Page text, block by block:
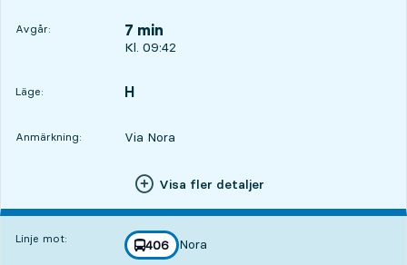
Avgår: 7 min
Avgår, Kl. 09:42, om 7 min
Kl. 09:42
Läge:
LÄGE, H
,
Anmärkning: Via Nora
Visa fler detaljer
Linje mot: linje
406
mot
Nora
,